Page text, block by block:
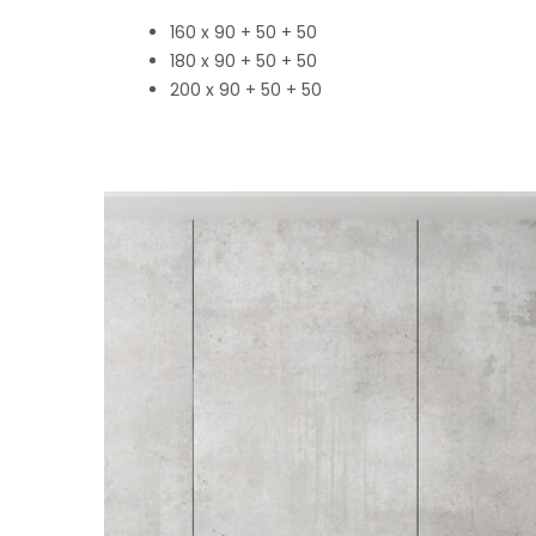
160 x 90 + 50 + 50
180 x 90 + 50 + 50
200 x 90 + 50 + 50